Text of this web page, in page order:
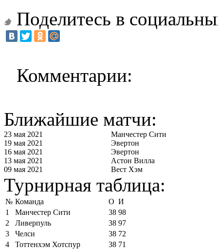
Поделитесь в
Комментарии:
Ближайшие матчи:
23 мая 2021
Манчестер Сити
19 мая 2021
Эвертон
16 мая 2021
Эвертон
13 мая 2021
Астон Вилла
09 мая 2021
Вест Хэм
Турнирная таблица:
№ Команда О И
1
Манчестер Сити 38 98
2
Ливерпуль 38 97
3
Челси 38 72
4
Тоттенхэм Хотспур 38 71